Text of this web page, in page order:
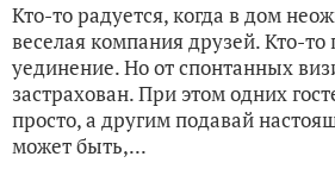
Кто-то радуется, когда в дом
веселая компания друзей. Кто-то
уединение. Но от спонтанных
застрахован. При этом одних
просто, а другим подавай
может быть,...